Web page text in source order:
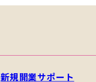
新規開業サポート